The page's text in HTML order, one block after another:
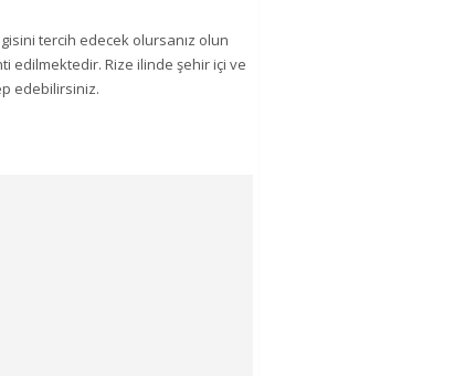
tercih edecek olursanız olun
edilmektedir. Rize ilinde şehir içi ve
edebilirsiniz.